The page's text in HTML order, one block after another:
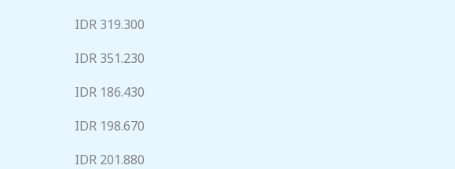
IDR 319.300
IDR 351.230
IDR 186.430
IDR 198.670
IDR 201.880